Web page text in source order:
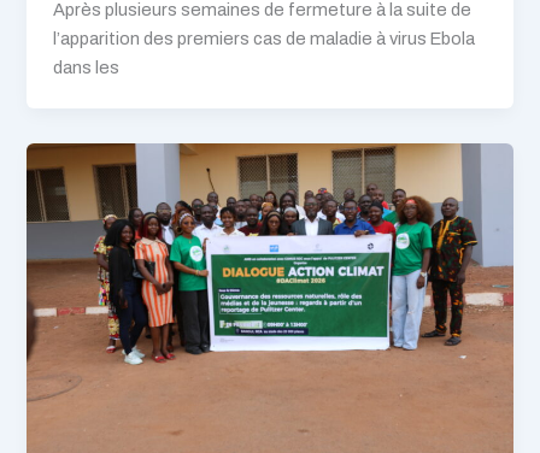
Après plusieurs semaines de fermeture à la suite de
l’apparition des premiers cas de maladie à virus Ebola
dans les